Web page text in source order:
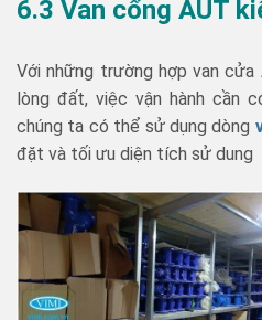
6.3 Van cổng AUT
Với những trường hợp van
lòng đất, việc vận hành cần
chúng ta có thể sử dụng dòng
đặt và tối ưu diện tích sử dung